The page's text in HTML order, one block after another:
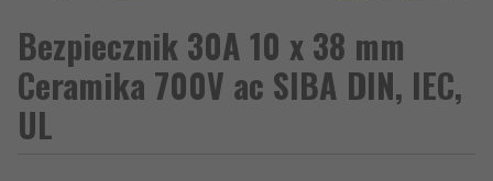
Bezpiecznik 30A 10 x 38 mm
Ceramika 700V ac SIBA DIN, IEC,
UL